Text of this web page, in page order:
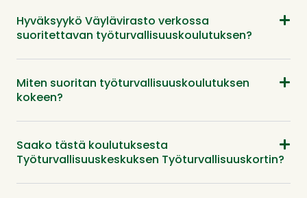
Hyväksyykö Väylävirasto verkossa
suoritettavan työturvallisuuskoulutuksen?
Miten suoritan työturvallisuuskoulutuksen
kokeen?
Saako tästä koulutuksesta
Työturvallisuuskeskuksen Työturvallisuuskortin?